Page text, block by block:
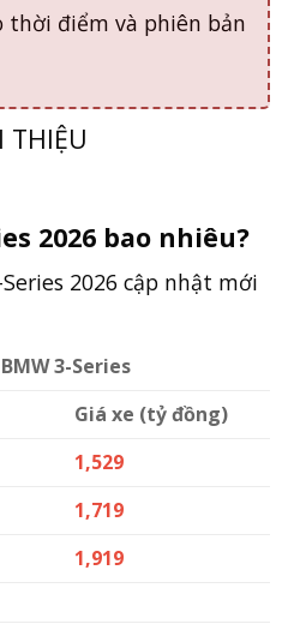
điểm và phiên bản
THIỆU
2026 bao nhiêu?
2026 cập nhật mới
3-Series
Giá xe (tỷ đồng)
1,529
1,719
1,919